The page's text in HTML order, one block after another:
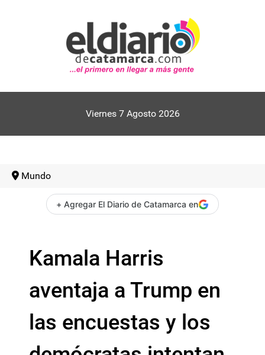
Viernes 7 Agosto 2026
Mundo
+ Agregar El Diario de Catamarca en
Kamala Harris
aventaja a Trump en
las encuestas y los